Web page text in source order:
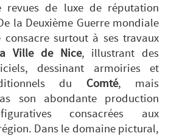
de luxe de réputation
la Deuxième Guerre mondiale
surtout à ses travaux
Ville de Nice, illustrant des
dessinant armoiries et
du Comté, mais
son abondante production
consacrées aux
Dans le domaine pictural,